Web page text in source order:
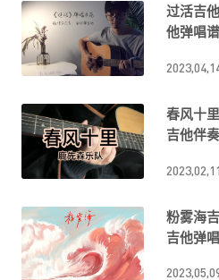
过活吉
他弹唱谱
春风十
吉他伴
2023,02,11
粉雾海
吉他弹